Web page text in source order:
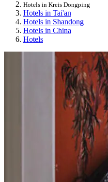
Hotels in Kreis Dongping
Hotels in Tai'an
Hotels in Shandong
Hotels in China
Hotels